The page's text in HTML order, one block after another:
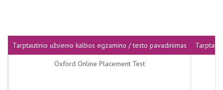
Tarptautinio užsienio kalbos egzamino / testo pavadinimas
Oxford Online Placement Test